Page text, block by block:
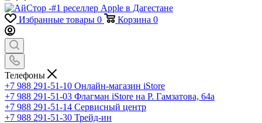
Избранные товары 0 Корзина 0
Телефоны
+7 988 291-51-10 Онлайн-магазин iStore
+7 988 291-51-03 Флагман iStore на Р. Гамзатова, 64а
+7 988 291-51-14 Сервисный центр
+7 988 291-51-30 Трейд-ин